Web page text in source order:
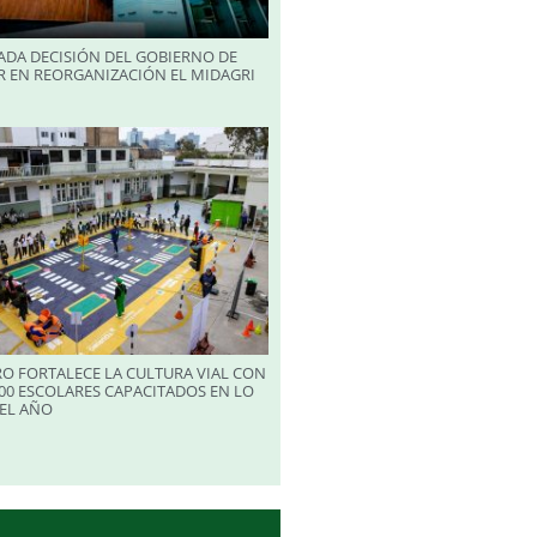
DECISIÓN DEL GOBIERNO DE
EN REORGANIZACIÓN EL MIDAGRI
FORTALECE LA CULTURA VIAL CON
ESCOLARES CAPACITADOS EN LO
AÑO